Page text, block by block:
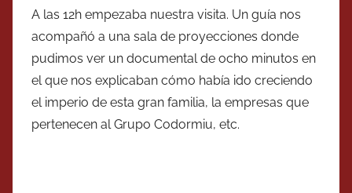
A las 12h empezaba nuestra visita. Un guía nos
acompañó a una sala de proyecciones donde
pudimos ver un documental de ocho minutos en
el que nos explicaban cómo había ido creciendo
el imperio de esta gran familia, la empresas que
pertenecen al Grupo Codormiu, etc.